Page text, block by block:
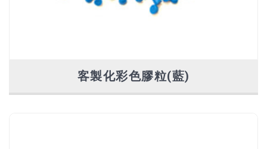
客製化彩色膠粒(藍)